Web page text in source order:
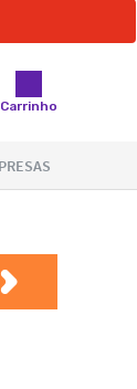
Carrinho